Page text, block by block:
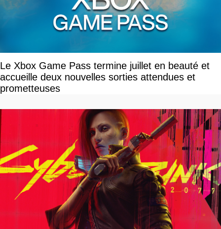
Le Xbox Game Pass termine juillet en beauté et
accueille deux nouvelles sorties attendues et
prometteuses